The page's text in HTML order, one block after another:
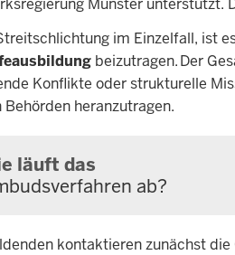
Münster unterstützt.
im Einzelfall, ist
beizutragen. Der
Konflikte oder strukturelle
heranzutragen.
läuft das
ab?
kontaktieren zunächst